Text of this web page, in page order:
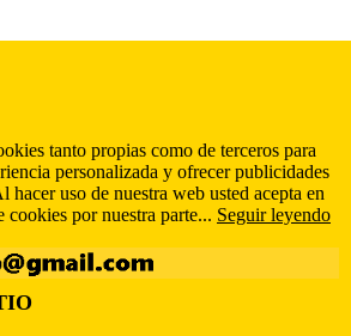
tanto propias como de terceros para
personalizada y ofrecer publicidades
hacer uso de nuestra web usted acepta en
cookies por nuestra parte... Seguir leyendo